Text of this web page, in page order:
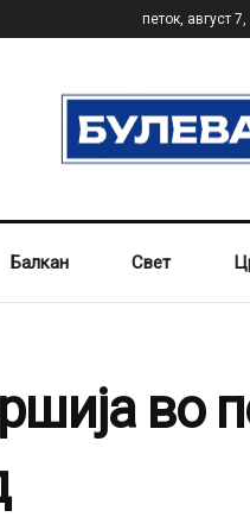
петок, август
Балкан Свет
во